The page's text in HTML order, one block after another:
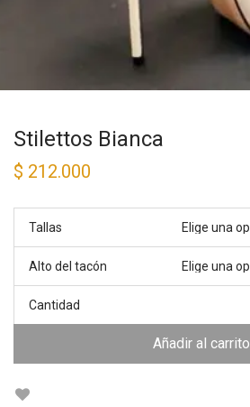
Stilettos Bianca
$ 212.000
Tallas
Alto del tacón
Cantidad
Añadir al carrito